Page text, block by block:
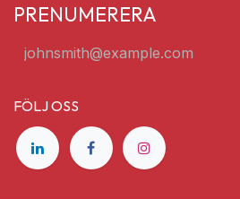
PRENUMERERA
FÖLJ OSS